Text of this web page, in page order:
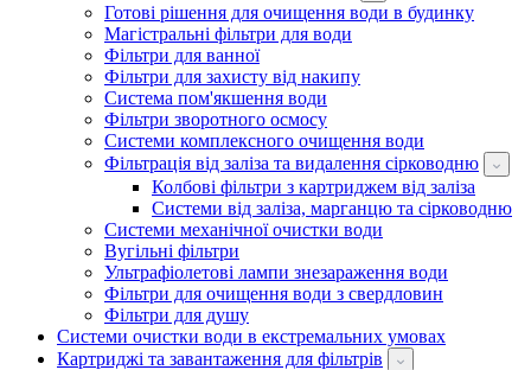
Готові рішення для очищення води в будинку
Магістральні фільтри для води
Фільтри для ванної
Фільтри для захисту від накипу
Система пом'якшення води
Фільтри зворотного осмосу
Системи комплексного очищення води
Фільтрація від заліза та видалення сірководню
Колбові фільтри з картриджем від заліза
Системи від заліза, марганцю та сірководню
Системи механічної очистки води
Вугільні фільтри
Ультрафіолетові лампи знезараження води
Фільтри для очищення води з свердловин
Фільтри для душу
Системи очистки води в екстремальних умовах
Картриджі та завантаження для фільтрів